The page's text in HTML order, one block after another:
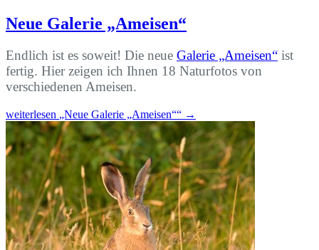
Neue Galerie „Ameisen“
Endlich ist es soweit! Die neue Galerie „Ameisen“ ist
fertig. Hier zeigen ich Ihnen 18 Naturfotos von
verschiedenen Ameisen.
weiterlesen „Neue Galerie „Ameisen““ →